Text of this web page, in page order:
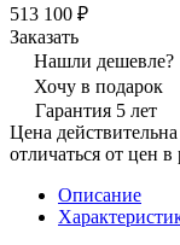
513 100 ₽
Заказать
Нашли дешевле?
Хочу в подарок
Гарантия 5 лет
Цена
отличаться от цен
Описание